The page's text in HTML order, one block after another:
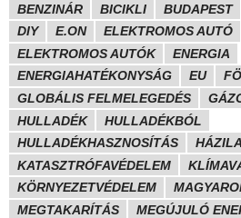
BENZINÁR
BICIKLI BUDAPEST
DIY
E.ON
ELEKTROMOS AUTÓ
ELEKTROMOS AUTÓK
ENERGIA
ENERGIAHATÉKONYSÁG
EU
GLOBÁLIS FELMELEGEDÉS
HULLADÉK
HULLADÉKBÓL
HULLADÉKHASZNOSÍTÁS
KATASZTRÓFAVÉDELEM
KÖRNYEZETVÉDELEM
MEGTAKARÍTÁS
MEGÚJULÓ